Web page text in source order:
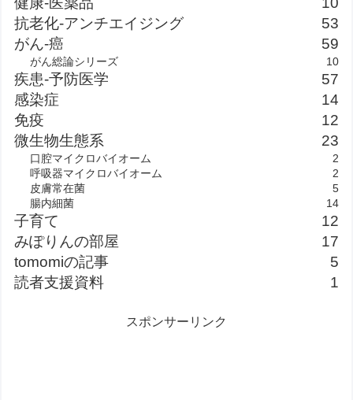
抗老化-アンチエイジング
53
がん-癌
59
がん総論シリーズ 10
疾患-予防医学
57
感染症
14
免疫
12
微生物生態系
23
口腔マイクロバイオーム
2
呼吸器マイクロバイオーム
2
皮膚常在菌
5
腸内細菌
14
子育て
12
みぽりんの部屋
17
tomomiの記事
5
読者支援資料
1
スポンサーリンク